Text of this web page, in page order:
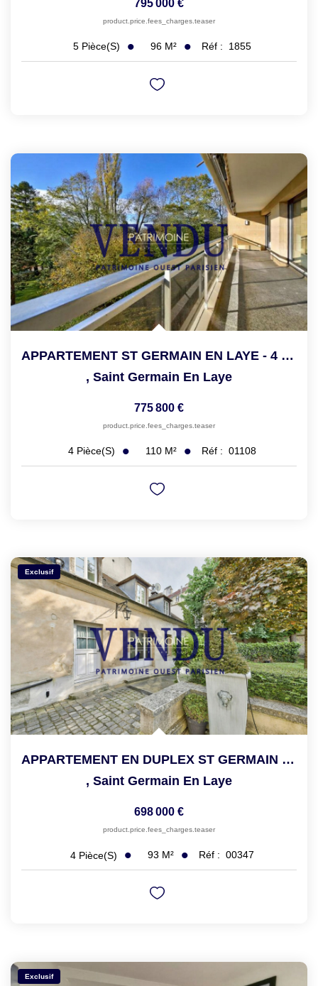
795 000 €
product.price.fees_charges.teaser
5 Pièce(s) 96 M² Réf : 1855
APPARTEMENT ST GERMAIN EN LAYE - 4 Pièce(s) - 109.9 M2
, Saint Germain En Laye
775 800 €
product.price.fees_charges.teaser
4 Pièce(s) 110 M² Réf : 01108
Exclusif
APPARTEMENT EN DUPLEX ST GERMAIN EN LAYE - 5 Pièce(s) - 93...
, Saint Germain En Laye
698 000 €
product.price.fees_charges.teaser
4 Pièce(s) 93 M² Réf : 00347
Exclusif